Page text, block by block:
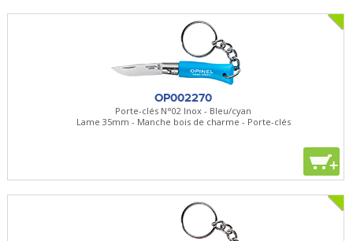
OP002270
Porte-clés N°02 Inox - Bleu/cyan
Lame 35mm - Manche bois de charme - Porte-clés
+